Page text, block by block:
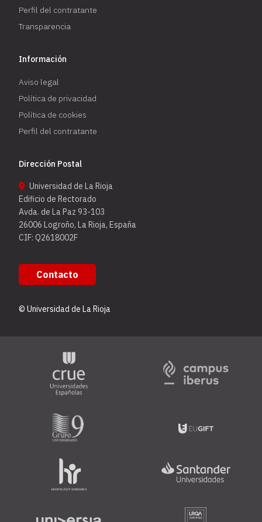
Perfil del contratante
Transparencia
Información
Aviso legal
Política de privacidad
Política de cookies
Perfil del contratante
Dirección Postal
Universidad de La Rioja
Edificio de Rectorado
Avda. de La Paz 93-103
26006 Logroño, La Rioja, España
CIF: Q2618002F
Contacto
© Universidad de La Rioja